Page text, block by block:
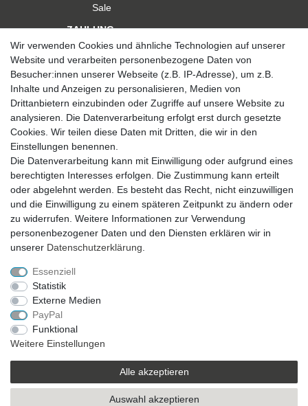
Sale
ZAHLUNG
VERSAND
SICHER EINKAUFEN
Sicher einkaufen mit
durchgehender SSL-Verschlüsselung
* Alle Preise verstehen sich inkl. MwSt. zzgl. Versandkosten. Alle Angebote sind
freibleibend zzgl. Versandkosten und bei Nachnahme Übermittlungsentgelt.
Copyright 2019 © Kremers-Schatzkiste | Alle Rechte vorbehalten.
Wir verwenden Cookies und ähnliche Technologien auf unserer
Website und verarbeiten personenbezogene Daten von
Besucher:innen unserer Webseite (z.B. IP-Adresse), um z.B.
Inhalte und Anzeigen zu personalisieren, Medien von
Drittanbietern einzubinden oder Zugriffe auf unsere Website zu
analysieren. Die Datenverarbeitung erfolgt erst durch gesetzte
Cookies. Wir teilen diese Daten mit Dritten, die wir in den
Einstellungen benennen.
Die Datenverarbeitung kann mit Einwilligung oder aufgrund eines
berechtigten Interesses erfolgen. Die Zustimmung kann erteilt
oder abgelehnt werden. Es besteht das Recht, nicht einzuwilligen
und die Einwilligung zu einem späteren Zeitpunkt zu ändern oder
zu widerrufen. Weitere Informationen zur Verwendung
personenbezogener Daten und den Diensten erklären wir in
unserer Daten­schutz­erklärung
Essenziell
Statistik
Externe Medien
PayPal
Funktional
Weitere Einstellungen
Alle akzeptieren
Auswahl akzeptieren